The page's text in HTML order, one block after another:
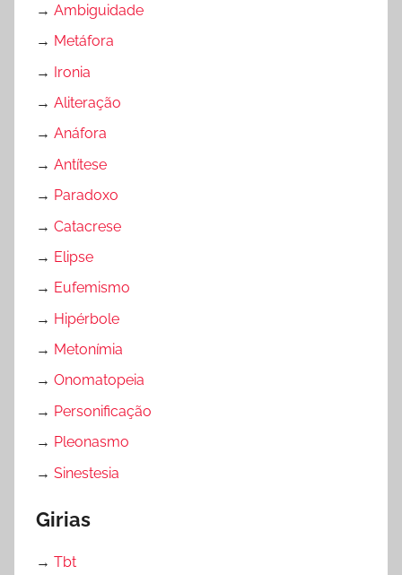
→ Ambiguidade
→ Metáfora
→ Ironia
→ Aliteração
→ Anáfora
→ Antítese
→ Paradoxo
→ Catacrese
→ Elipse
→ Eufemismo
→ Hipérbole
→ Metonímia
→ Onomatopeia
→ Personificação
→ Pleonasmo
→ Sinestesia
Girias
→ Tbt